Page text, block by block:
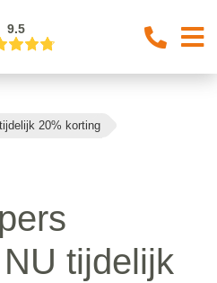
9.5
20% korting
tijdelijk